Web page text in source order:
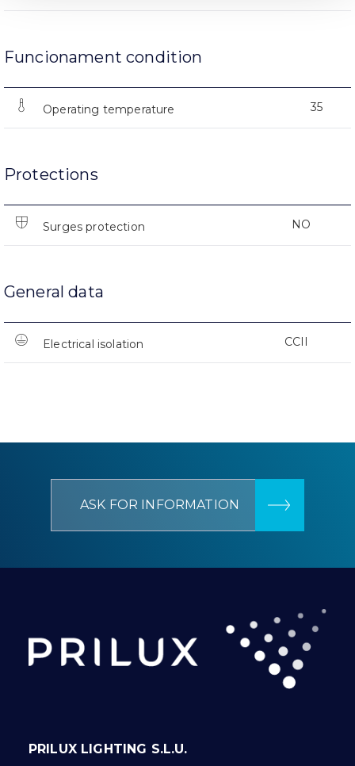
Funcionament condition
Operating temperature 35
Protections
Surges protection NO
General data
Electrical isolation CCII
ASK FOR INFORMATION
PRILUX LIGHTING S.L.U.